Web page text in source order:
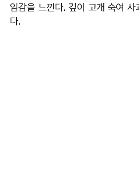
임감을 느낀다. 깊이 고개 숙여
다.